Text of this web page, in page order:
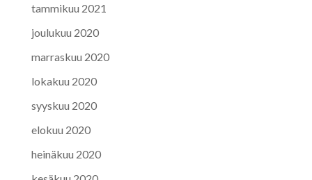
tammikuu 2021
joulukuu 2020
marraskuu 2020
lokakuu 2020
syyskuu 2020
elokuu 2020
heinäkuu 2020